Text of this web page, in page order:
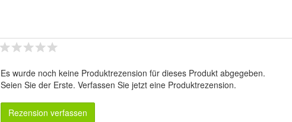
Es wurde noch keine Produktrezension für dieses Produkt abgegeben.
Seien Sie der Erste. Verfassen Sie jetzt eine Produktrezension.
Rezension verfassen